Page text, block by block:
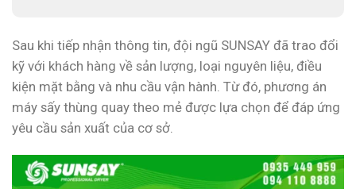
Sau khi tiếp nhận thông tin, đội ngũ SUNSAY đã trao đổi
kỹ với khách hàng về sản lượng, loại nguyên liệu, điều
kiện mặt bằng và nhu cầu vận hành. Từ đó, phương án
máy sấy thùng quay theo mẻ được lựa chọn để đáp ứng
yêu cầu sản xuất của cơ sở.